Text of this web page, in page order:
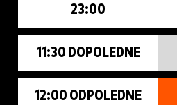
23:00
11:30 DOPOLEDNE
12:00 ODPOLEDNE